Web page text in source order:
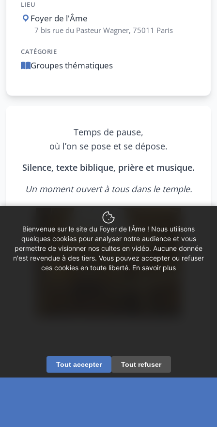
Temps de pause,
où l’on se pose et se dépose.
Silence, texte biblique, prière et musique.
Un moment ouvert à tous dans le temple.
LIEU
Foyer de l'Âme
7 bis rue du Pasteur Wagner, 75011 Paris
CATÉGORIE
Groupes thématiques
Bienvenue sur le site du Foyer de l'Âme ! Nous utilisons
quelques cookies pour analyser notre audience et vous
permettre de visionner nos cultes en vidéo. Aucune donnée
n'est revendue à des tiers. Vous pouvez accepter ou refuser
ces cookies en toute liberté. En savoir plus
Tout accepter Tout refuser